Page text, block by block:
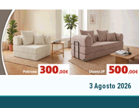
3 Agosto 2026